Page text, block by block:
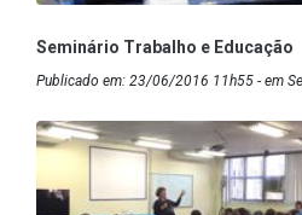
Seminário Trabalho e Educação
Publicado em: 23/06/2016 11h55 - em